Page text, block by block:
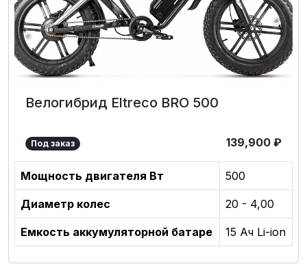
Велогибрид Eltreco BRO 500
Под заказ 139,900 ₽
Мощность двигателя Вт 500
Диаметр колес 20 - 4,00
Емкость аккумуляторной батаре 15 Ач Li-ion